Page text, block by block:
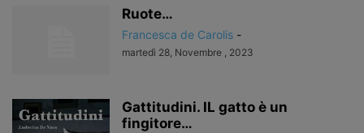
Ruote…
Francesca de Carolis -
martedì 28, Novembre , 2023
Gattitudini. IL gatto è un
fingitore…